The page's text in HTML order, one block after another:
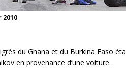
du Ghana et du Burkina Faso
en provenance d’une voiture.